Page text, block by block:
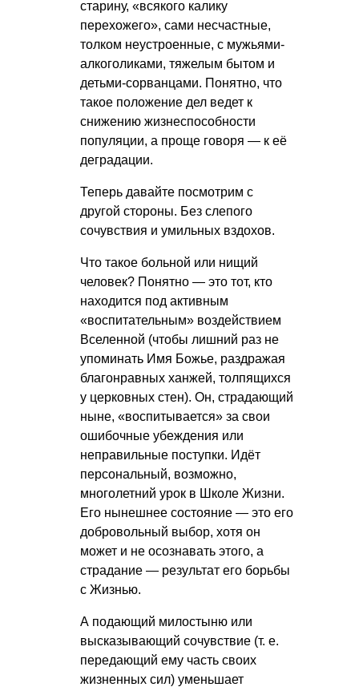
старину, «всякого калику
перехожего», сами несчастные,
толком неустроенные, с мужьями-
алкоголиками, тяжелым бытом и
детьми-сорванцами. Понятно, что
такое положение дел ведет к
снижению жизнеспособности
популяции, а проще говоря — к её
деградации.
Теперь давайте посмотрим с
другой стороны. Без слепого
сочувствия и умильных вздохов.
Что такое больной или нищий
человек? Понятно — это тот, кто
находится под активным
«воспитательным» воздействием
Вселенной (чтобы лишний раз не
упоминать Имя Божье, раздражая
благонравных ханжей, толпящихся
у церковных стен). Он, страдающий
ныне, «воспитывается» за свои
ошибочные убеждения или
неправильные поступки. Идёт
персональный, возможно,
многолетний урок в Школе Жизни.
Его нынешнее состояние — это его
добровольный выбор, хотя он
может и не осознавать этого, а
страдание — результат его борьбы
с Жизнью.
А подающий милостыню или
высказывающий сочувствие (т. е.
передающий ему часть своих
жизненных сил) уменьшает